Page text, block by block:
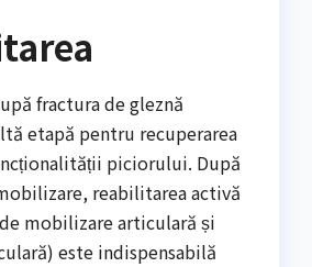
fractura de gleznă
etapă pentru recuperarea
piciorului. După
reabilitarea activă
mobilizare articulară și
este indispensabilă